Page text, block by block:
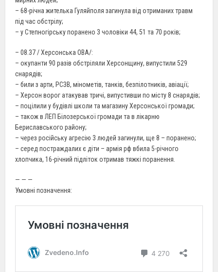
– 68-річна жителька Гуляйполя загинула від отриманих травм
під час обстрілу;
– у Степногірську поранено 3 чоловіки 44, 51 та 70 років;
– 08.37 / Херсонська ОВА/:
– окупанти 90 разів обстріляли Херсонщину, випустили 529
снарядів;
– били з арти, РСЗВ, мінометів, танків, безпілотників, авіації;
– Херсон ворог атакував тричі, випустивши по місту 8 снарядів;
– поцілили у будівлі школи та магазину Херсонської громади;
– також в ЛЕП Білозерської громади та в лікарню
Бериславського району;
– через російську агресію 3 людей загинули, ще 8 – поранено;
– серед постраждалих є діти – армія рф вбила 5-річного
хлопчика, 16-річний підліток отримав тяжкі поранення.
— — —
Умовні позначення: